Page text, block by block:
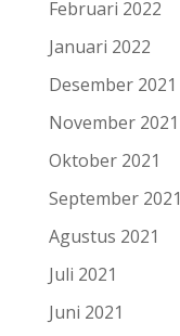
Februari 2022
Januari 2022
Desember 2021
November 2021
Oktober 2021
September 2021
Agustus 2021
Juli 2021
Juni 2021